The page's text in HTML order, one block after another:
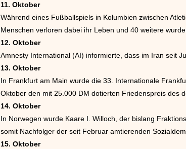
11. Oktober
Während eines Fußballspiels in Kolumbien zwischen
Menschen verloren dabei ihr Leben und 40 weitere
12. Oktober
Amnesty International (AI) informierte, dass im Iran seit
13. Oktober
In Frankfurt am Main wurde die 33. Internationale
Oktober den mit 25.000 DM dotierten Friedenspreis des
14. Oktober
In Norwegen wurde Kaare I. Willoch, der bislang
somit Nachfolger der seit Februar amtierenden
15. Oktober